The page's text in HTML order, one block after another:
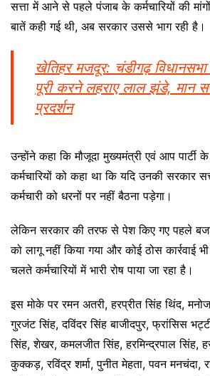
सत्ता में आने से पहले पंजाब के कर्मचारियों की
बातें कही गई थी, अब सरकार उससे भाग रही है।
खेतिहर मजदूर: चंडीगढ़ विधानसभा
पूरी करने लहराए लाल झंडे, मान
प्रदर्शन
उन्होंने कहा कि मौजूदा मुख्यमंत्री एवं आप पार्टी
कर्मचारियों को कहा था कि यदि उनकी सरकार
कर्मचारी को धरनों पर नहीं बैठना पड़ेगा।
लेकिन सरकार की तरफ से पेश किए गए पहले बजट
को लागू नहीं किया गया और कोई ठोस कार्रवाई
चलते कर्मचारियों में भारी रोष पाया जा रहा है।
इस मोके पर रमन अतरी, हरप्रीत सिंह थिंद,
गुरजंट सिंह, दविंदर सिंह बाजीदपुर, फ्रांसिस
सिंह, शेखर, कमलजीत सिंह, हरमिन्द्रपाल सिंह,
कुक्कड़, रविंद्र शर्मा, पुनीत मेहता, पवन